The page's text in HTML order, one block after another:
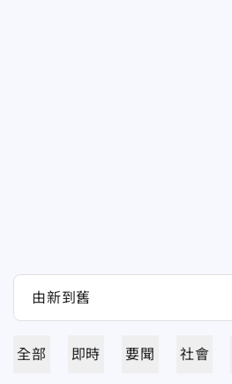
全部 即時 要聞 社會